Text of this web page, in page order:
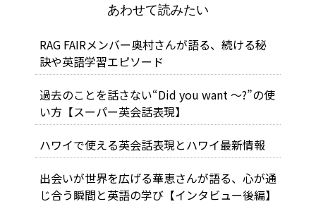
あわせて読みたい
RAG FAIRメンバー奥村さんが語る、続ける秘
訣や英語学習エピソード
過去のことを話さない“Did you want ～?”の使
い方【スーパー英会話表現】
ハワイで使える英会話表現とハワイ最新情報
出会いが世界を広げる――華恵さんが語る、心が通
じ合う瞬間と英語の学び【インタビュー後編】